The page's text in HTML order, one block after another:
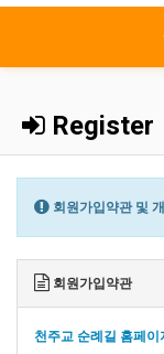
Register
회원가입약관 및
회원가입약관
천주교 순례길 홈페